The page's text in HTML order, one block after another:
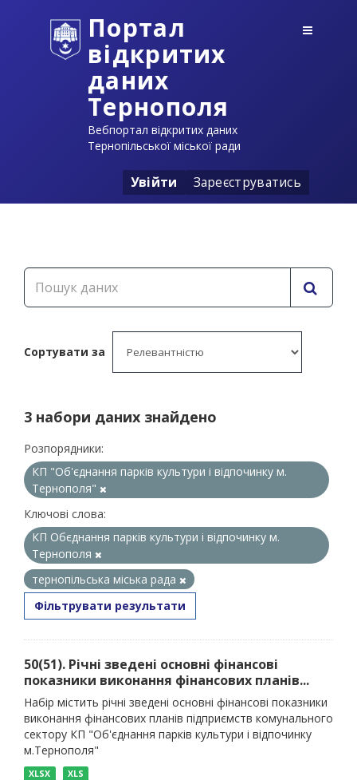
Портал
відкритих
даних
Тернополя
Вебпортал відкритих даних
Тернопільської міської ради
Увійти Зареєструватись
Сортувати за
3 набори даних знайдено
Розпорядники:
КП "Об'єднання парків культури і відпочинку м.
Тернополя"
Ключові слова:
КП Обєднання парків культури і відпочинку м.
Тернополя
тернопільська міська рада
Фільтрувати результати
50(51). Річні зведені основні фінансові
показники виконання фінансових планів...
Набір містить річні зведені основні фінансові показники
виконання фінансових планів підприємств комунального
сектору КП "Об'єднання парків культури і відпочинку
м.Тернополя"
XLSX XLS